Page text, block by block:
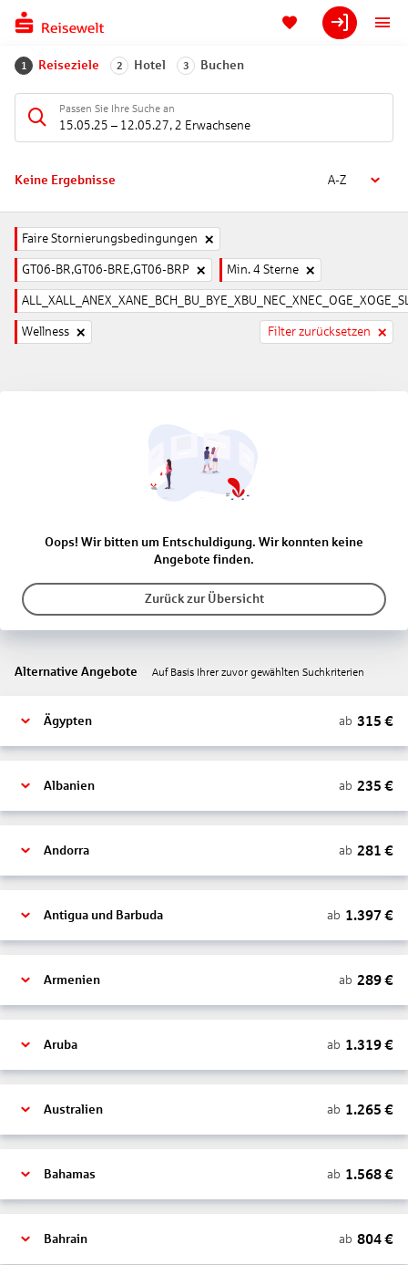
1 Reiseziele 2 Hotel 3 Buchen
Passen Sie Ihre Suche an
15.05.25 – 12.05.27, 2 Erwachsene
Keine Ergebnisse A-Z
Faire Stornierungsbedingungen
GT06-BR,GT06-BRE,GT06-BRP Min. 4 Sterne
Wellness Filter zurücksetzen
Oops! Wir bitten um Entschuldigung. Wir konnten keine
Angebote finden.
Zurück zur Übersicht
Alternative Angebote Auf Basis Ihrer zuvor gewählten Suchkriterien
Ägypten ab 315 €
Albanien ab 235 €
Andorra ab 281 €
Antigua und Barbuda ab 1.397 €
Armenien ab 289€
Aruba ab 1.319€
Australien ab 1.265 €
Bahamas ab 1.568€
Bahrain ab 804€